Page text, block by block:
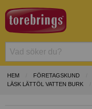
HEM FÖRETAGSKUND
LÄSK LÄTTÖL VATTEN BURK